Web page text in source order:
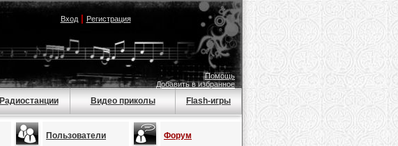
Вход| Регистрация
Помощь
Добавить в избранное
Радиостанции Видео приколы Flash-игры
Пользователи Форум